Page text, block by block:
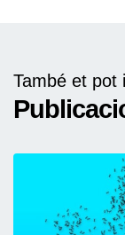
També et pot